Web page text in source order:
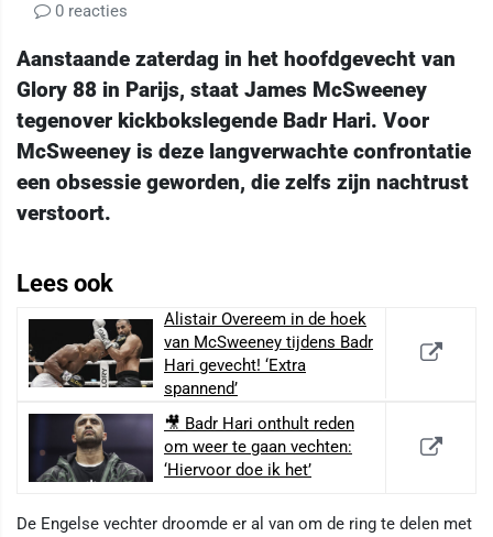
0 reacties
Aanstaande zaterdag in het hoofdgevecht van
Glory 88 in Parijs, staat James McSweeney
tegenover kickbokslegende Badr Hari. Voor
McSweeney is deze langverwachte confrontatie
een obsessie geworden, die zelfs zijn nachtrust
verstoort.
Lees ook
Alistair Overeem in de hoek
van McSweeney tijdens Badr
Hari gevecht! ‘Extra
spannend’
🎥 Badr Hari onthult reden
om weer te gaan vechten:
‘Hiervoor doe ik het’
De Engelse vechter droomde er al van om de ring te delen met